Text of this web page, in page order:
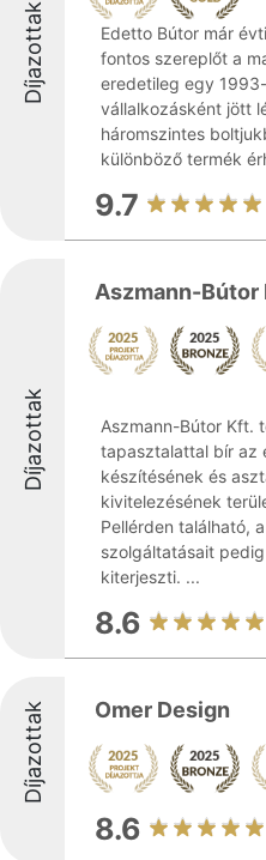
Díjazottak
Edetto Bútor már
fontos szereplőt a
eredetileg egy
vállalkozásként jött
háromszintes
különböző termék
9.7
Díjazottak
Aszmann-Bútor
Aszmann-Bútor Kft.
tapasztalattal bír az
készítésének és
kivitelezésének
Pellérden található,
szolgáltatásait
kiterjeszti. ...
8.6
Díjazottak Omer Design
8.6